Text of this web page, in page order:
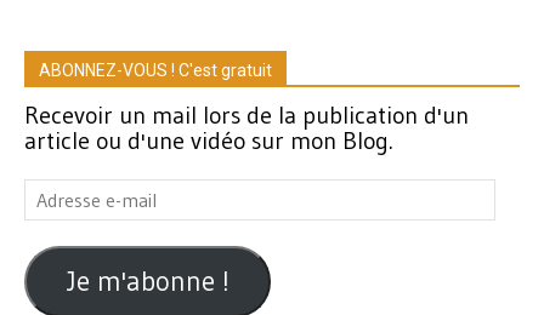
ABONNEZ-VOUS ! C'est gratuit
Recevoir un mail lors de la publication d'un
article ou d'une vidéo sur mon Blog.
Adresse
e-
mail
Je m'abonne !